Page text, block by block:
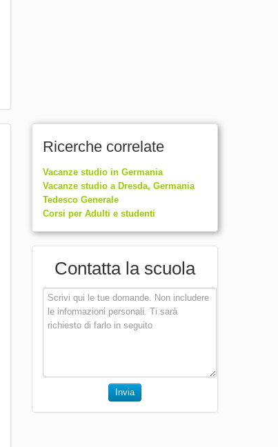
Ricerche correlate
Vacanze studio in Germania
Vacanze studio a Dresda, Germania
Tedesco Generale
Corsi per Adulti e studenti
Contatta la scuola
Invia